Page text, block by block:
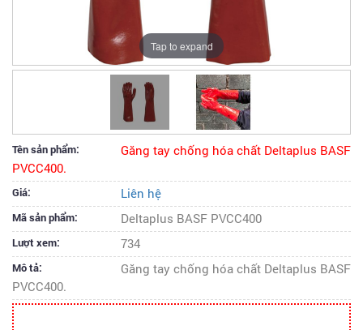
Tap to expand
Tên sản phẩm:
Găng tay chống hóa chất Deltaplus BASF
PVCC400.
Giá: Liên hệ
Mã sản phẩm: Deltaplus BASF PVCC400
Lượt xem: 734
Mô tả:
Găng tay chống hóa chất Deltaplus BASF
PVCC400.